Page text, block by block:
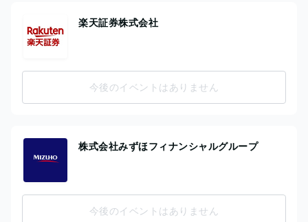
楽天証券株式会社
今後のイベントはありません
株式会社みずほフィナンシャルグループ
今後のイベントはありません